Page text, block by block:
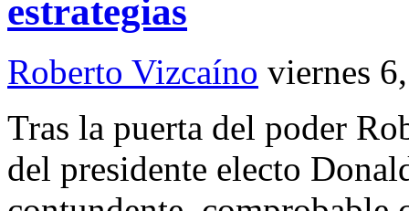
estrategias
Roberto Vizcaíno viernes
Tras la puerta del poder
del presidente electo